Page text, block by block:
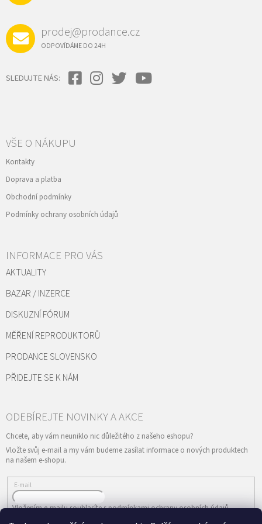
prodej@prodance.cz
ODPOVÍDÁME DO 24H
SLEDUJTE NÁS:
VŠE O NÁKUPU
Kontakty
Doprava a platba
Obchodní podmínky
Podmínky ochrany osobních údajů
INFORMACE PRO VÁS
AKTUALITY
BAZAR / INZERCE
DISKUZNÍ FÓRUM
MĚŘENÍ REPRODUKTORŮ
PRODANCE SLOVENSKO
PŘIDEJTE SE K NÁM
Vložte svůj e-mail a my vám budeme zasílat informace o nových produktech
na našem e-shopu.
E-mail
Vložením e-mailu souhlasíte spodmínkami ochrany osobních údajů